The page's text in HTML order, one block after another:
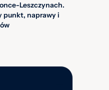
Leszczynach.
punkt, naprawy i